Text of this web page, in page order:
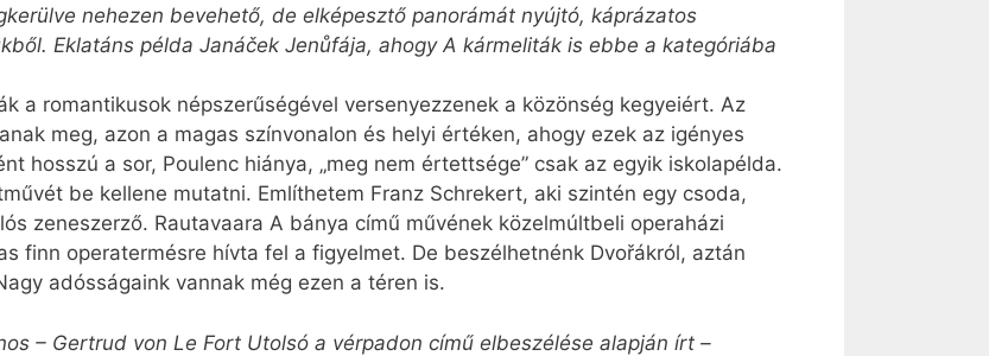
nehezen bevehető, de elképesztő panorámát nyújtó, káprázatos
Eklatáns példa Janáček Jenůfája, ahogy A kármeliták is ebbe a kategóriába
a romantikusok népszerűségével versenyezzenek a közönség kegyeiért. Az
meg, azon a magas színvonalon és helyi értéken, ahogy ezek az igényes
hosszú a sor, Poulenc hiánya, „meg nem értettsége” csak az egyik iskolapélda.
be kellene mutatni. Említhetem Franz Schrekert, aki szintén egy csoda,
zeneszerző. Rautavaara A bánya című művének közelmúltbeli operaházi
finn operatermésre hívta fel a figyelmet. De beszélhetnénk Dvořákról, aztán
adósságaink vannak még ezen a téren is.
– Gertrud von Le Fort Utolsó a vérpadon című elbeszélése alapján írt –